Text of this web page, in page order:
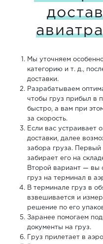
Мы уточняем
категорию и т. д.,
доставки.
Разрабатываем
чтобы груз прибыл в
быстро, а вам при
за скорость.
Если вас устраивает
доставки, далее
забора груза.
забирает его на
Второй вариант — вы
груз на терминал в
В терминале груз в
взвешивается и
решение по его
Заранее помогаем
документы на груз.
Груз прилетает в